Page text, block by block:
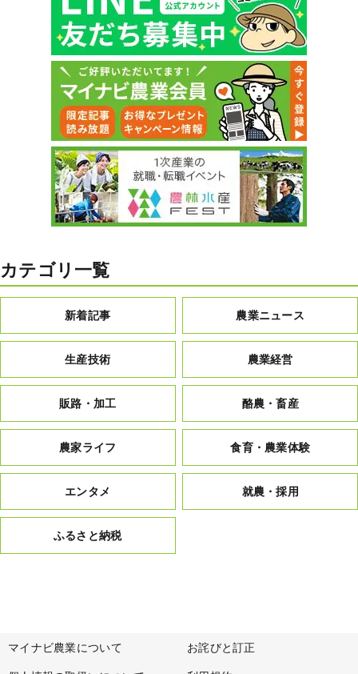
カテゴリ一覧
新着記事 農業ニュース
生産技術 農業経営
販路・加工 酪農・畜産
農家ライフ 食育・農業体験
エンタメ 就農・採用
ふるさと納税
マイナビ農業について お詫びと訂正